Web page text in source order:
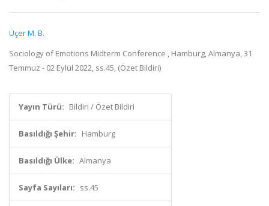
Üçer M. B.
Sociology of Emotions Midterm Conference , Hamburg, Almanya, 31
Temmuz - 02 Eylül 2022, ss.45, (Özet Bildiri)
Yayın Türü: Bildiri / Özet Bildiri
Basıldığı Şehir: Hamburg
Basıldığı Ülke: Almanya
Sayfa Sayıları: ss.45